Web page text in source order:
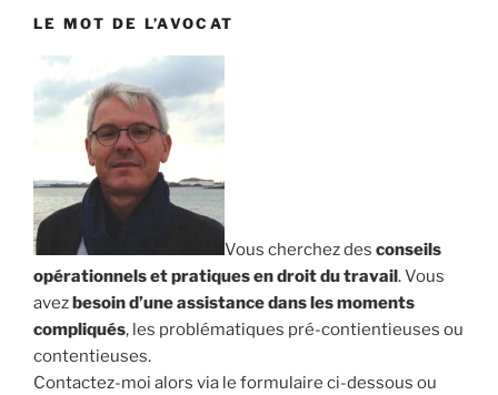
LE MOT DE L’AVOCAT
Vous cherchez des conseils
opérationnels et pratiques en droit du travail. Vous
avezbesoin d’une assistance dans les moments
compliqués, les problématiques pré-contientieuses ou
contentieuses.
Contactez-moi alors via le formulaire ci-dessous ou